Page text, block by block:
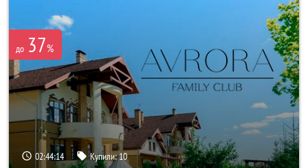
до 37%
02:44:11 Купили:10